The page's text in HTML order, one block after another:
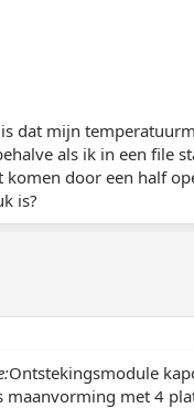
dat mijn
als ik in een file
komen door een half
is?
Ontstekingsmodule
maanvorming met 4